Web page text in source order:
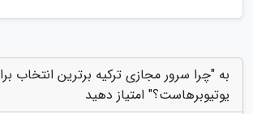
به "چرا سرور مجازی ترکیه برترین انتخاب
یوتیوبرهاست؟" امتیاز دهید